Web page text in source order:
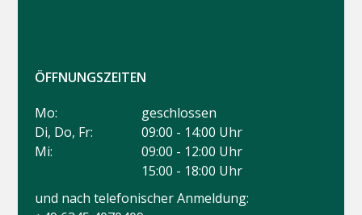
ÖFFNUNGSZEITEN
Mo:
geschlossen
Di, Do, Fr:
09:00 - 14:00 Uhr
Mi:
09:00 - 12:00 Uhr
15:00 - 18:00 Uhr
und nach telefonischer Anmeldung: